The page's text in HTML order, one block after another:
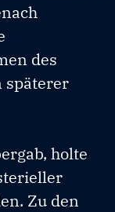
des
späterer
holte
Zu den